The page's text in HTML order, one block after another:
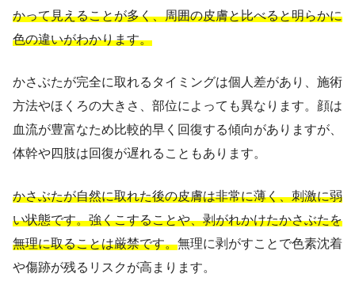
かって見えることが多く、周囲の皮膚と比べると明らかに
色の違いがわかります。
かさぶたが完全に取れるタイミングは個人差があり、施術
方法やほくろの大きさ、部位によっても異なります。顔は
血流が豊富なため比較的早く回復する傾向がありますが、
体幹や四肢は回復が遅れることもあります。
かさぶたが自然に取れた後の皮膚は非常に薄く、刺激に弱
い状態です。強くこすることや、剥がれかけたかさぶたを
無理に取ることは厳禁です。無理に剥がすことで色素沈着
や傷跡が残るリスクが高まります。